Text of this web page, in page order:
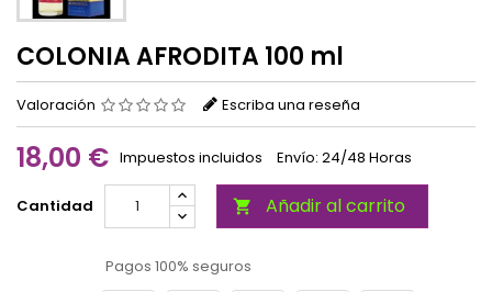
COLONIA AFRODITA 100 ml
Valoración Escriba una reseña
18,00 € Impuestos incluidos Envío: 24/48 Horas
Cantidad  Añadir al carrito
Pagos 100% seguros